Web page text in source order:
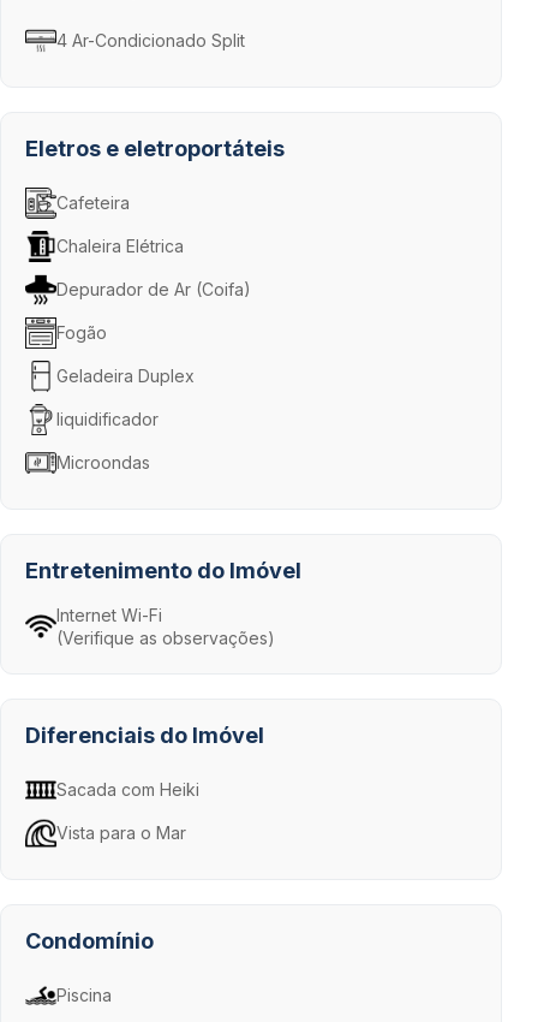
4 Ar-Condicionado Split
Eletros e eletroportáteis
Cafeteira
Chaleira Elétrica
Depurador de Ar (Coifa)
Fogão
Geladeira Duplex
liquidificador
Microondas
Entretenimento do Imóvel
Internet Wi-Fi
(Verifique as observações)
Diferenciais do Imóvel
Sacada com Heiki
Vista para o Mar
Condomínio
Piscina